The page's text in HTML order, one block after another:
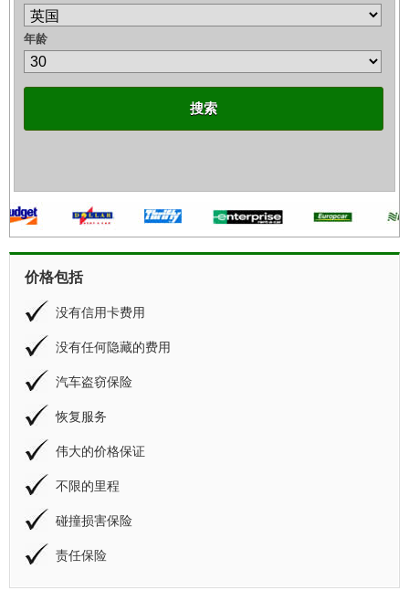
年龄
搜索
价格包括
没有信用卡费用
没有任何隐藏的费用
汽车盗窃保险
恢复服务
伟大的价格保证
不限的里程
碰撞损害保险
责任保险